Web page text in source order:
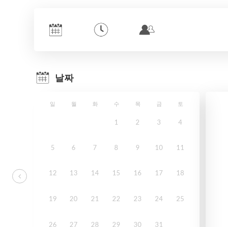
날짜
일 월 화 수 목 금 토
1 2 3 4
5 6 7 8 9 10 11
12 13 14 15 16 17 18
19 20 21 22 23 24 25
26 27 28 29 30 31